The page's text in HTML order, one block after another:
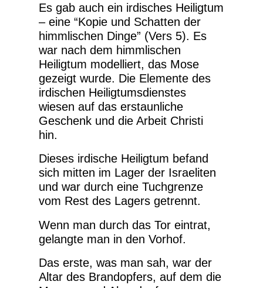
Es gab auch ein irdisches Heiligtum
– eine “Kopie und Schatten der
himmlischen Dinge” (Vers 5). Es
war nach dem himmlischen
Heiligtum modelliert, das Mose
gezeigt wurde. Die Elemente des
irdischen Heiligtumsdienstes
wiesen auf das erstaunliche
Geschenk und die Arbeit Christi
hin.
Dieses irdische Heiligtum befand
sich mitten im Lager der Israeliten
und war durch eine Tuchgrenze
vom Rest des Lagers getrennt.
Wenn man durch das Tor eintrat,
gelangte man in den Vorhof.
Das erste, was man sah, war der
Altar des Brandopfers, auf dem die